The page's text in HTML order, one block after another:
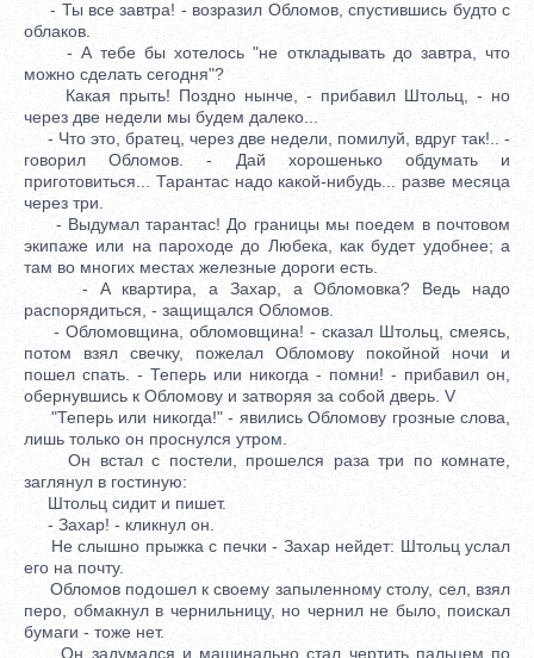
- Ты все завтра! - возразил Обломов, спустившись будто с
облаков.
- А тебе бы хотелось "не откладывать до завтра, что
можно сделать сегодня"?
Какая прыть! Поздно нынче, - прибавил Штольц, - но
через две недели мы будем далеко...
- Что это, братец, через две недели, помилуй, вдруг так!.. -
говорил Обломов. - Дай хорошенько обдумать и
приготовиться... Тарантас надо какой-нибудь... разве месяца
через три.
- Выдумал тарантас! До границы мы поедем в почтовом
экипаже или на пароходе до Любека, как будет удобнее; а
там во многих местах железные дороги есть.
- А квартира, а Захар, а Обломовка? Ведь надо
распорядиться, - защищался Обломов.
- Обломовщина, обломовщина! - сказал Штольц, смеясь,
потом взял свечку, пожелал Обломову покойной ночи и
пошел спать. - Теперь или никогда - помни! - прибавил он,
обернувшись к Обломову и затворяя за собой дверь. V
"Теперь или никогда!" - явились Обломову грозные слова,
лишь только он проснулся утром.
Он встал с постели, прошелся раза три по комнате,
заглянул в гостиную:
Штольц сидит и пишет.
- Захар! - кликнул он.
Не слышно прыжка с печки - Захар нейдет: Штольц услал
его на почту.
Обломов подошел к своему запыленному столу, сел, взял
перо, обмакнул в чернильницу, но чернил не было, поискал
бумаги - тоже нет.
Он задумался и машинально стал чертить пальцем по